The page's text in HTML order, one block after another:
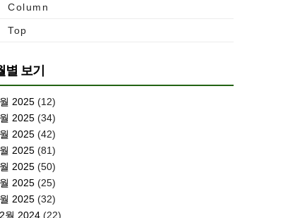
Column
Top
별 보기
2025 (12)
2025 (34)
2025 (42)
2025 (81)
2025 (50)
2025 (25)
2025 (32)
월 2024 (22)